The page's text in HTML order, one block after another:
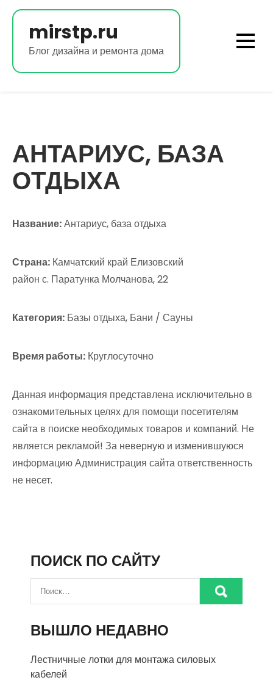
Перейти
содержимомуmirstp.ru
Блог дизайна и ремонта дома
АНТАРИУС, БАЗА
ОТДЫХА
Название:Антариус, база отдыха
Страна: Камчатский край Елизовский
район с. Паратунка Молчанова, 22
Категория: Базы отдыха, Бани / Сауны
Время работы: Круглосуточно
Данная информация представлена исключительно в
ознакомительных целях для помощи посетителям
сайта в поиске необходимых товаров и компаний. Не
является рекламой! За неверную и изменившуюся
информацию Администрация сайта ответственность
не несет.
ПОИСК ПО САЙТУ
ВЫШЛО НЕДАВНО
Лестничные лотки для монтажа силовых
кабелей